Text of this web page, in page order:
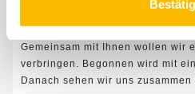
Gemeinsam mit Ihnen wollen wir
verbringen. Begonnen wird mit
Danach sehen wir uns